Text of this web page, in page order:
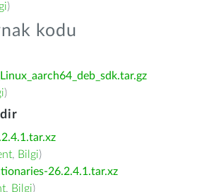
)
kodu
)
, Bilgi)
26.2.4.1.tar.xz
, Bilgi)